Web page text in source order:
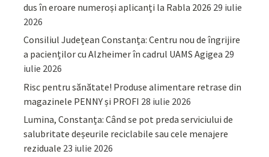
dus în eroare numeroși aplicanți la Rabla 2026 29 iulie
2026
Consiliul Județean Constanța: Centru nou de îngrijire
a pacienților cu Alzheimer în cadrul UAMS Agigea 29
iulie 2026
Risc pentru sănătate! Produse alimentare retrase din
magazinele PENNY și PROFI 28 iulie 2026
Lumina, Constanța: Când se pot preda serviciului de
salubritate deșeurile reciclabile sau cele menajere
reziduale 23 iulie 2026